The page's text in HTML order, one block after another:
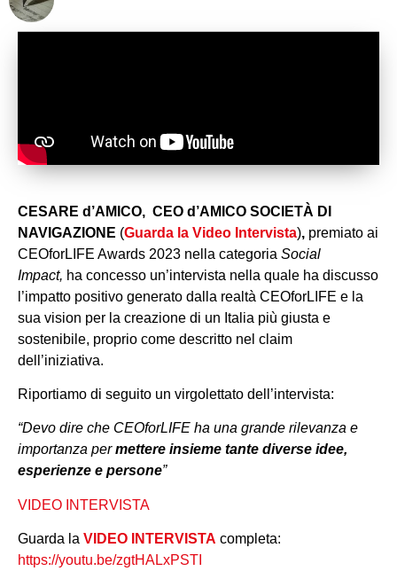
CESARE d’AMICO, CEO d’AMICO SOCIETÀ DI
NAVIGAZIONE (Guarda la Video Intervista) premiato ai
CEOforLIFE Awards 2023 nella categoria Social
Impact, ha concesso un’intervista nella quale ha discusso
l’impatto positivo generato dalla realtà CEOforLIFE e la
sua vision per la creazione di un Italia più giusta e
sostenibile, proprio come descritto nel claim
dell’iniziativa.
Riportiamo di seguito un virgolettato dell’intervista:
“Devo dire che CEOforLIFE ha una grande rilevanza e
importanza permettere insieme tante diverse idee,
esperienze e persone”
VIDEO INTERVISTA
Guarda la VIDEO INTERVISTA completa:
https://youtu.be/zgtHALxPSTI